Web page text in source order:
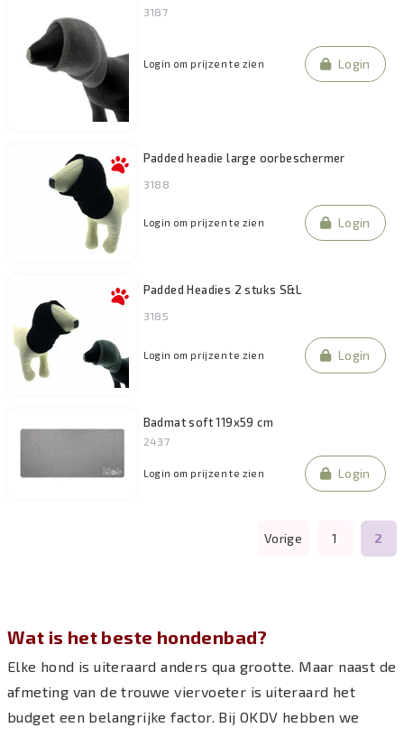
3187
Login om prijzen te zien Login
Padded headie large oorbeschermer
3188
Login om prijzen te zien Login
Padded Headies 2 stuks S&L
3185
Login om prijzen te zien Login
Badmat soft 119x59 cm
2437
Login om prijzen te zien Login
Vorige 1 2
Wat is het beste hondenbad?
Elke hond is uiteraard anders qua grootte. Maar naast de
afmeting van de trouwe viervoeter is uiteraard het
budget een belangrijke factor. Bij OKDV hebben we